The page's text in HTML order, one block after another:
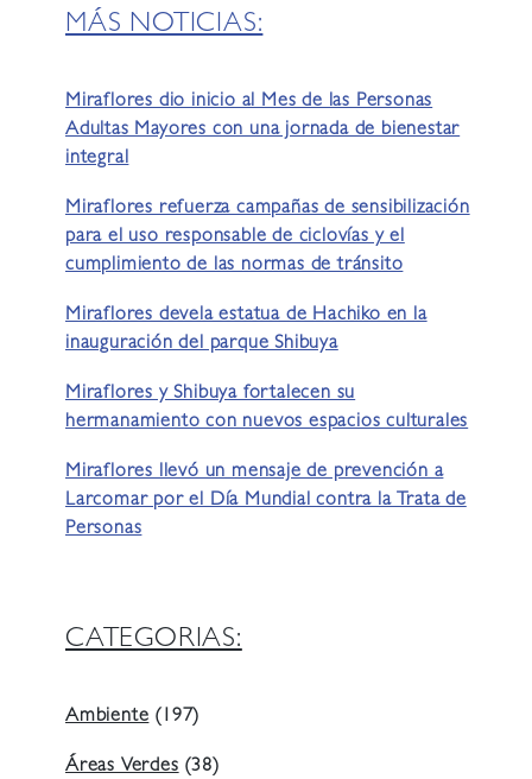
MÁS NOTICIAS:
Miraflores dio inicio al Mes de las Personas
Adultas Mayores con una jornada de bienestar
integral
Miraflores refuerza campañas de sensibilización
para el uso responsable de ciclovías y el
cumplimiento de las normas de tránsito
Miraflores devela estatua de Hachiko en la
inauguración del parque Shibuya
Miraflores y Shibuya fortalecen su
hermanamiento con nuevos espacios culturales
Miraflores llevó un mensaje de prevención a
Larcomar por el Día Mundial contra la Trata de
Personas
CATEGORIAS:
Ambiente(197)
Áreas Verdes(38)